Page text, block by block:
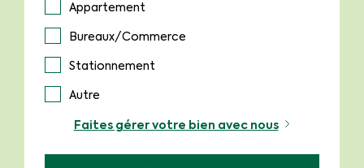
Appartement
Bureaux/Commerce
Stationnement
Autre
Faites gérer votre bien avec nous